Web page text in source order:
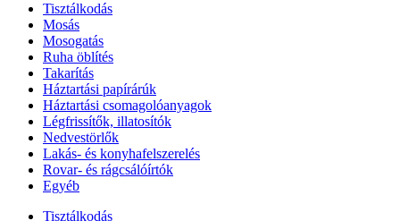
Tisztálkodás
Mosás
Mosogatás
Ruha öblítés
Takarítás
Háztartási papírárúk
Háztartási csomagolóanyagok
Légfrissítők, illatosítók
Nedvestörlők
Lakás- és konyhafelszerelés
Rovar- és rágcsálóírtók
Egyéb
Tisztálkodás